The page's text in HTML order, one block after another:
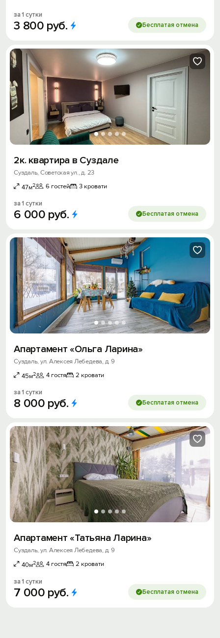
за 1 сутки
3 800 руб. Бесплатая отмена
2к. квартира в Суздале
Суздаль, Советская ул., д. 23
47м2 6 гостей 3 кровати
за 1 сутки
6 000 руб. Бесплатая отмена
Апартамент «Ольга Ларина»
Суздаль, ул. Алексея Лебедева, д. 9
45м2 4 гостя 2 кровати
за 1 сутки
8 000 руб. Бесплатая отмена
Апартамент «Татьяна Ларина»
Суздаль, ул. Алексея Лебедева, д. 9
40м2 4 гостя 2 кровати
за 1 сутки
7 000 руб. Бесплатая отмена